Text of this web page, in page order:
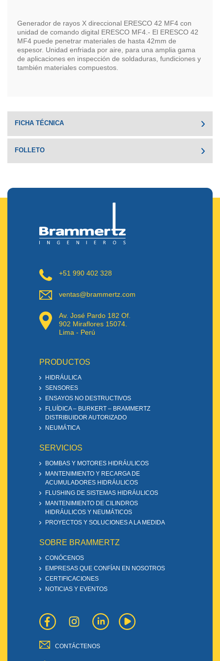
Generador de rayos X direccional ERESCO 42 MF4 con
unidad de comando digital ERESCO MF4.- El ERESCO 42
MF4 puede penetrar materiales de hasta 42mm de
espesor. Unidad enfriada por aire, para una amplia gama
de aplicaciones en inspección de soldaduras, fundiciones y
también materiales compuestos.
FICHA TÉCNICA
FOLLETO
+51 990 402 328
ventas@brammertz.com
Av. José Pardo 182 Of.
902 Miraflores 15074.
Lima - Perú
PRODUCTOS
HIDRÁULICA
SENSORES
ENSAYOS NO DESTRUCTIVOS
FLUÍDICA – BURKERT – BRAMMERTZ
DISTRIBUIDOR AUTORIZADO
NEUMÁTICA
SERVICIOS
BOMBAS Y MOTORES HIDRÁULICOS
MANTENIMIENTO Y RECARGA DE
ACUMULADORES HIDRÁULICOS
FLUSHING DE SISTEMAS HIDRÁULICOS
MANTENIMIENTO DE CILINDROS
HIDRÁULICOS Y NEUMÁTICOS
PROYECTOS Y SOLUCIONES A LA MEDIDA
SOBRE BRAMMERTZ
CONÓCENOS
EMPRESAS QUE CONFÍAN EN NOSOTROS
CERTIFICACIONES
NOTICIAS Y EVENTOS
CONTÁCTENOS